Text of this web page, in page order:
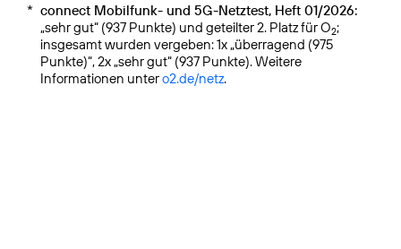
* connect Mobilfunk- und 5G-Netztest, Heft 01/2026:
„sehr gut“ (937 Punkte) und geteilter 2. Platz für O2;
insgesamt wurden vergeben: 1x „überragend (975
Punkte)“, 2x „sehr gut“ (937 Punkte). Weitere
Informationen untero2.de/netz.